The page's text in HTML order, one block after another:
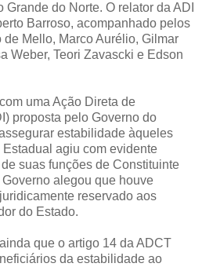
do Norte. O relator da ADI
Barroso, acompanhado pelos
Mello, Marco Aurélio, Gilmar
Weber, Teori Zavascki e Edson
uma Ação Direta de
proposta pelo Governo do
estabilidade àqueles
agiu com evidente
suas funções de Constituinte
alegou que houve
reservado aos
do Estado.
que o artigo 14 da ADCT
da estabilidade ao